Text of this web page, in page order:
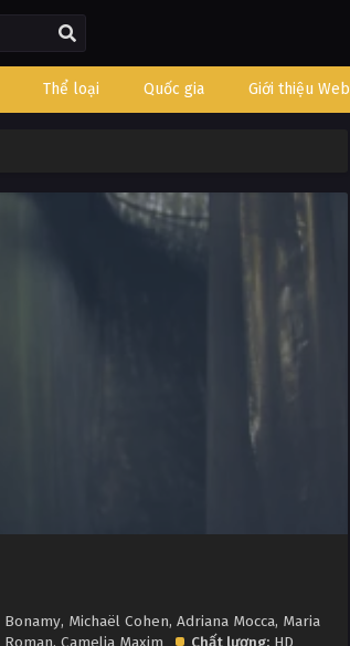
Thể loại Quốc gia Giới thiệu Web
Bonamy, Michaël Cohen, Adriana Mocca, Maria
Roman, Camelia Maxim Chất lượng:HD